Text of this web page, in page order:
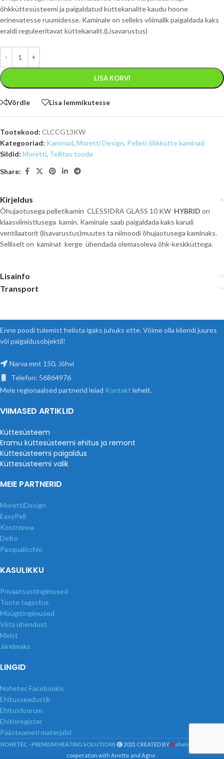
õhkküttesüsteemi ja paigaldatud küttekanalite kaudu hoone
erinevatesse ruumidesse. Kaminale on selleks võimalik paigaldada kaks
eraldi reguleeritavat küttekanalit.(Lisavarustus)
LISA KORVI
Võrdle Lisa lemmikutesse
Tootekood: CLCCG13KW
Kategooriad: Kaminad, Moretti Design, Pelleti õhkkütte kaminad
Sildid: Moretti, Tellitav toode
Share:
Kirjeldus
Õhujaotusega pelletikamin CLESSIDRA GLASS 10 KW HYBRID on
klaasviimistlusega kamin. Kaminale saab paigaldada kaks kanali
ventilaatorit (lisavarustus)muutes ta niimoodi õhujaotusega kaminaks.
Selliselt on kaminat kerge ühendada olemasoleva õhk-keskküttega.
Lisainfo
Transport
Enne poodi tulemist helista igaks juhuks ette. Võime olla kliendi juures
või paigaldusobjektil!
Narva mnt 150, Jõhvi
Telefon: 56864976
Meie regionaalsed partnerid leiad Kontakt lehelt.
VIIMASED ARTIKLID
Küttesüsteem
Eramu küttesüsteemi ehitus ja remont
Küttesüsteemi paigaldus
Küttesüsteemi valik
MEIE PARTNERID
MorettiDesign
EasyPell
Kostrzewa
Defro
Pasqualicchio
KASULIKKU
Privaatsustingimused
Toote tagastus
Müügitingimused
Võta ühendust
Meist
Järelmaks
LINGID
Nohetec Facebookis
Ehitusseadustik
Ehitusfoorum
Ehitisregister
Päästeameti materjalid
NOHETEC - PREMIUM HEATING SOLUTIONS 2021 CREATED BY Nohete
cooperation with Anette and Agne .